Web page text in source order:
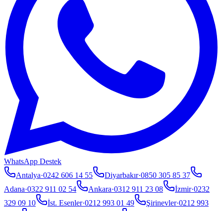
WhatsApp Destek
Antalya·0242 606 14 55 Diyarbakır·0850 305 85 37
Adana·0322 911 02 54 Ankara·0312 911 23 08 İzmir·0232
329 09 10
İst. Esenler·0212 993 01 49 Şirinevler·0212 993